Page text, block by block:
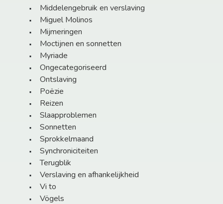
Middelengebruik en verslaving
Miguel Molinos
Mijmeringen
Moctijnen en sonnetten
Myriade
Ongecategoriseerd
Ontslaving
Poëzie
Reizen
Slaapproblemen
Sonnetten
Sprokkelmaand
Synchroniciteiten
Terugblik
Verslaving en afhankelijkheid
Vi to
Vögels